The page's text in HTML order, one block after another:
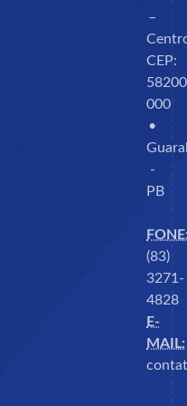
–
CEP:
000
•
-
PB
(83)
3271-
4828
E-
MAIL: